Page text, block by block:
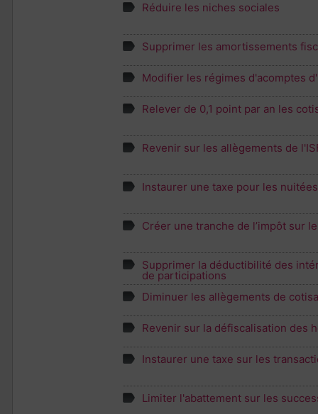
Réduire les niches sociales
Supprimer les amortissements
Modifier les régimes d'acomptes
Relever de 0,1 point par an les
Revenir sur les allègements de
Instaurer une taxe pour les
Créer une tranche de l’impôt sur
Supprimer la déductibilité des
de participations
Diminuer les allègements de
Revenir sur la défiscalisation des
Instaurer une taxe sur les
Limiter l'abattement sur les